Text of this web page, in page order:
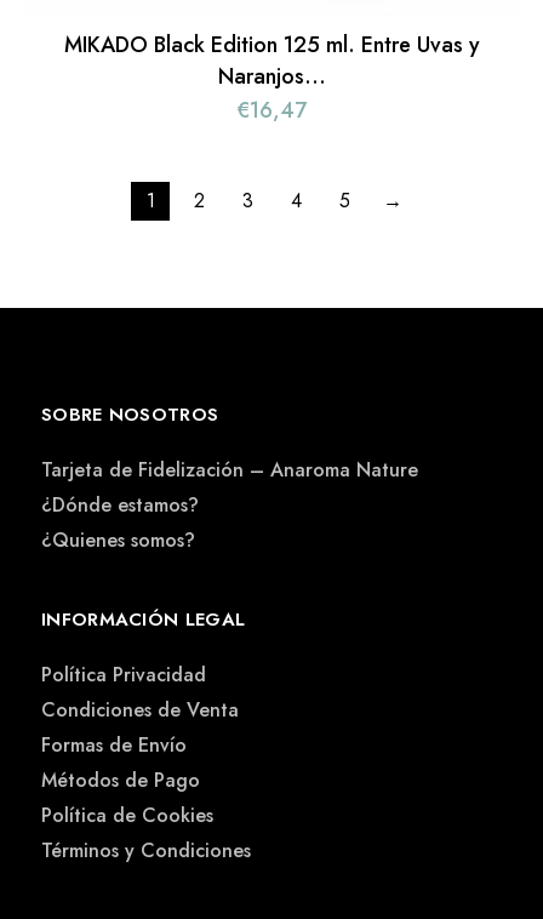
MIKADO Black Edition 125 ml. Entre Uvas y
Naranjos…
€16,47
1 2 3 4 5 →
SOBRE NOSOTROS
Tarjeta de Fidelización – Anaroma Nature
¿Dónde estamos?
¿Quienes somos?
INFORMACIÓN LEGAL
Política Privacidad
Condiciones de Venta
Formas de Envío
Métodos de Pago
Política de Cookies
Términos y Condiciones